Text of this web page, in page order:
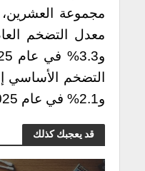
مجموعة
و2.1% في عام 2025.
قد يعجبك كذلك